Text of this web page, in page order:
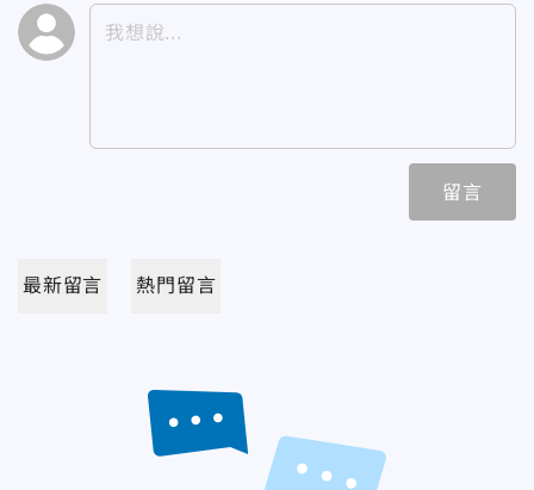
留言
最新留言 熱門留言